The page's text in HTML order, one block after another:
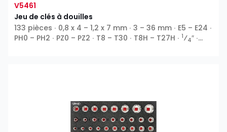
V5461
Jeu de clés à douilles
133 pièces ∙ 0,8 x 4 – 1,2 x 7 mm ∙ 3 – 36 mm ∙ E5 – E24 ∙
PH0 – PH2 ∙ PZ0 – PZ2 ∙ T8 – T30 ∙ T8H – T27H ∙ 1⁄4″ ∙